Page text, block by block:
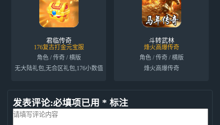
君临传奇
176复古打金元宝服
角色 / 传奇 / 横版
无大陆礼包,无合区礼包,176小数值
斗转武林
烽火高爆传奇
角色 / 传奇 / 横版
烽火高爆传奇
发表评论:必填项已用 * 标注